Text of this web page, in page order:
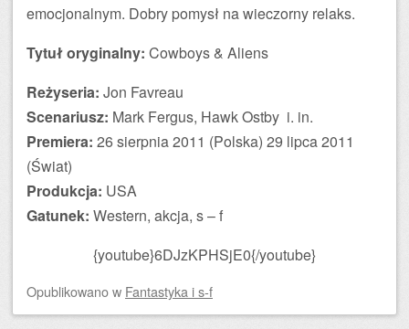
emocjonalnym. Dobry pomysł na wieczorny relaks.
Tytuł oryginalny: Cowboys & Aliens
Reżyseria: Jon Favreau
Scenariusz: Mark Fergus, Hawk Ostby i. in.
Premiera: 26 sierpnia 2011 (Polska) 29 lipca 2011
(Świat)
Produkcja: USA
Gatunek: Western, akcja, s – f
{youtube}6DJzKPHSjE0{/youtube}
Opublikowanow Fantastyka i s-f